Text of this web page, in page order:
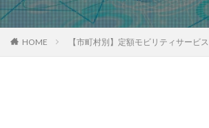
HOME 【市町村別】定額モビリティサービス